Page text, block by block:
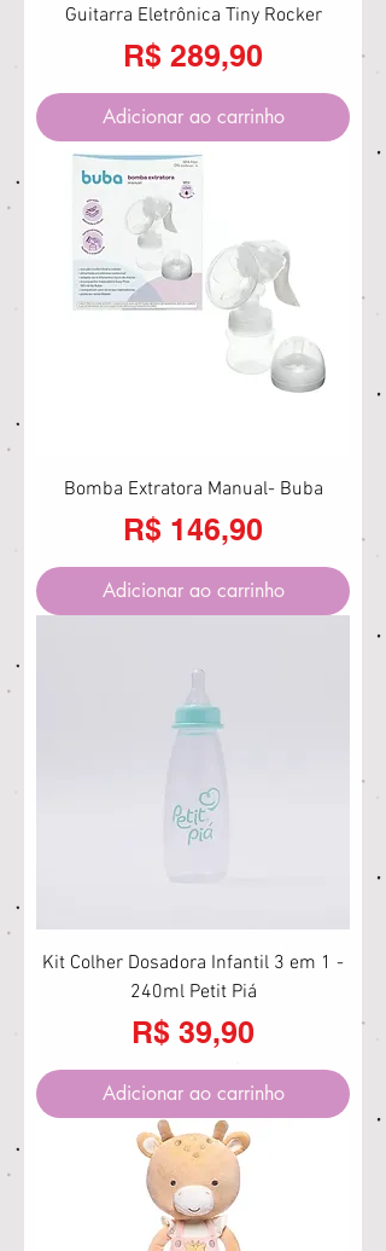
Guitarra Eletrônica Tiny Rocker
Preço
R$ 289,90
Adicionar ao carrinho
Bomba Extratora Manual- Buba
Preço
R$ 146,90
Adicionar ao carrinho
Kit Colher Dosadora Infantil 3 em 1 -
240ml Petit Piá
Preço
R$ 39,90
Adicionar ao carrinho